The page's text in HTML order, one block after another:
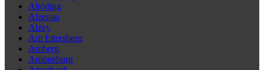
Altötting
Alzenau
Alzey
Am Ettersberg
Amberg
Amöneburg